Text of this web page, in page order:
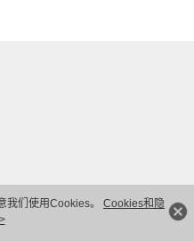
我们使用Cookies。 Cookies和隐